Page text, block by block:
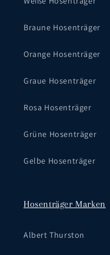
Braune Hosenträger
Orange Hosenträger
Graue Hosenträger
Rosa Hosenträger
Grüne Hosenträger
Gelbe Hosenträger
Hosenträger Marken
Albert Thurston